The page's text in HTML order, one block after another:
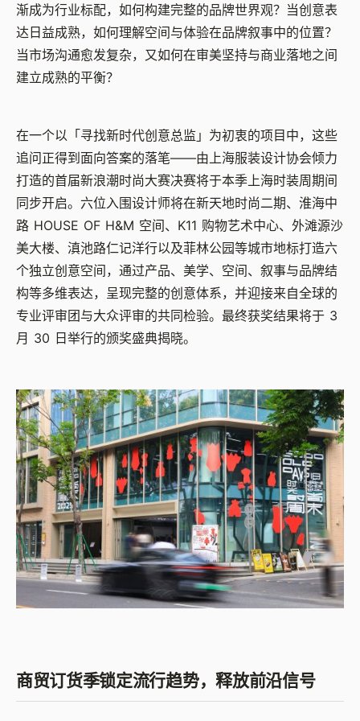
渐成为行业标配，如何构建完整的品牌世界观？当创意表
达日益成熟，如何理解空间与体验在品牌叙事中的位置？
当市场沟通愈发复杂，又如何在审美坚持与商业落地之间
建立成熟的平衡？
在一个以「寻找新时代创意总监」为初衷的项目中，这些
追问正得到面向答案的落笔——由上海服装设计协会倾力
打造的首届新浪潮时尚大赛决赛将于本季上海时装周期间
同步开启。六位入围设计师将在新天地时尚二期、淮海中
路 HOUSE OF H&M 空间、 K11 购物艺术中心、外滩源沙
美大楼、滇池路仁记洋行以及菲林公园等城市地标打造六
个独立创意空间，通过产品、美学、空间、叙事与品牌结
构等多维表达，呈现完整的创意体系，并迎接来自全球的
专业评审团与大众评审的共同检验。最终获奖结果将于 3
月 30 日举行的颁奖盛典揭晓。
商贸订货季锁定流行趋势，释放前沿信号